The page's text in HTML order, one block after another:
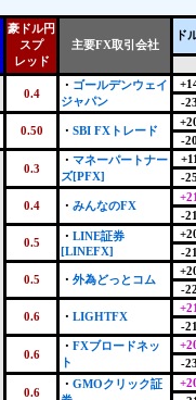
豪ドル円
スプ
レッド
主要FX取引会社
ド
0.4
・ ゴールデンウェイ
ジャパン
-
0.50 ・ SBI FXトレード
-
0.3
・ マネーパートナー
ズ[PFX]
-
0.4 ・ みんなのFX
-
0.5 ・ LINE証券
[LINEFX]
-
0.5 ・ 外為どっとコム
-
0.6 ・ LIGHTFX
-
0.6
・ FXブロードネッ
ト
-
0.6
・ GMOクリック証